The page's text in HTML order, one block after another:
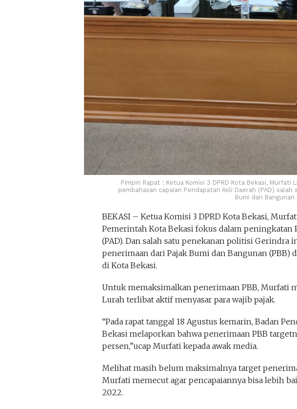
Pimpin Rapat : Ketua Komisi 3 DPRD Kota Bekasi,
pembahasan capaian Pendapatan Asli Daerah (PAD)
Bumi dan
BEKASI – Ketua Komisi 3 DPRD Kota Bekasi,
Pemerintah Kota Bekasi fokus dalam peningkatan
(PAD). Dan salah satu penekanan politisi Gerindra
penerimaan dari Pajak Bumi dan Bangunan (PBB)
di Kota Bekasi.
Untuk memaksimalkan penerimaan PBB, Murfati
Lurah terlibat aktif menyasar para wajib pajak.
“Pada rapat tanggal 18 Agustus kemarin, Badan
Bekasi melaporkan bahwa penerimaan PBB
persen,”ucap Murfati kepada awak media.
Melihat masih belum maksimalnya target
Murfati memecut agar pencapaiannya bisa lebih
2022.